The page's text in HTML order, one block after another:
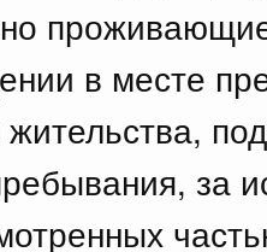
в месте
за